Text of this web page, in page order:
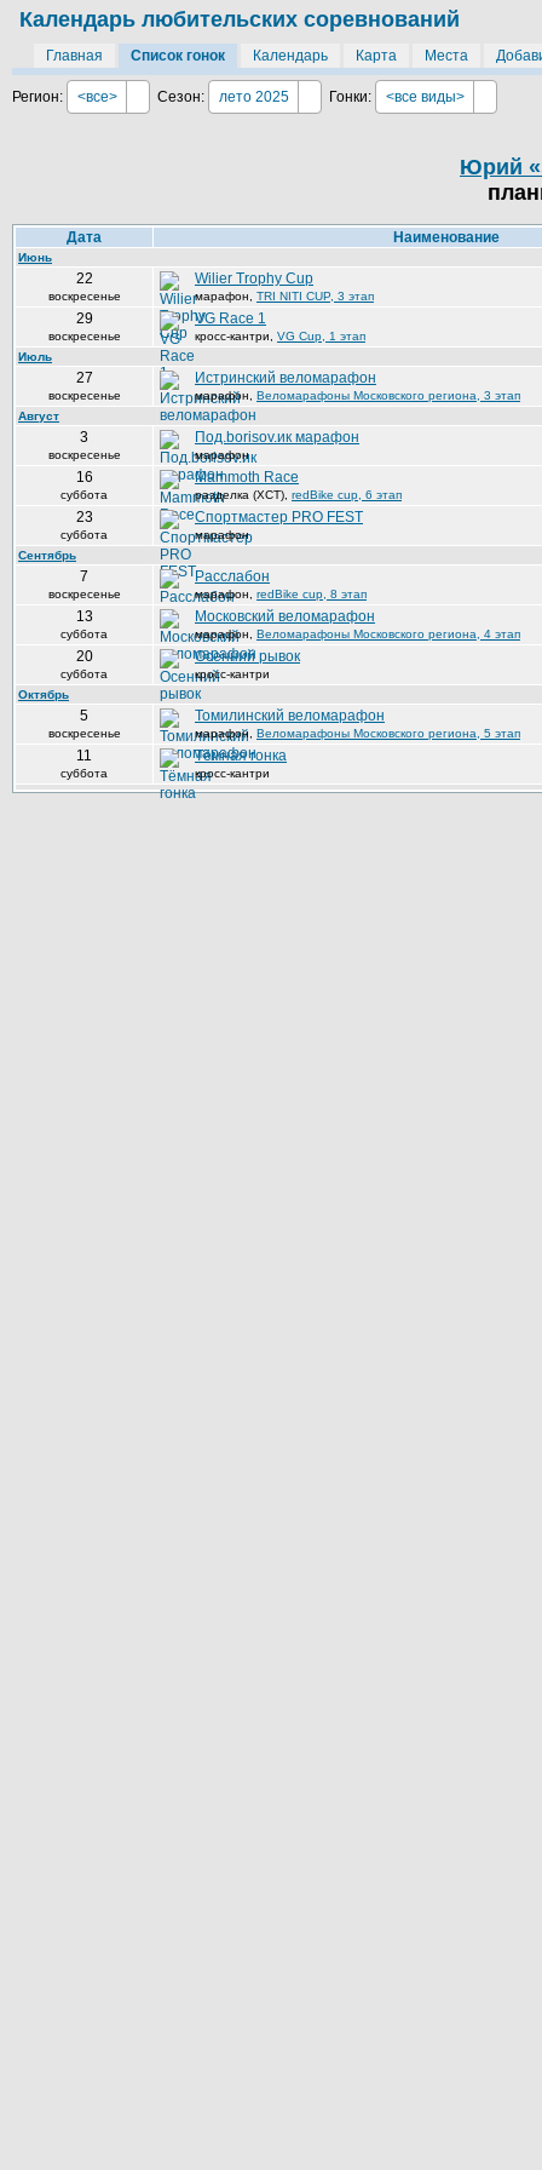
Календарь любительских соревнований
Главная Список гонок Календарь Карта Места
Регион: <все> Сезон: лето 2025 Гонки: <все виды>
Юрий
Дата Наименование
Июнь
22
воскресенье
Wilier Trophy Cup
марафон TRI NITI CUP, 3 этап
29
воскресенье
VG Race 1
кросс-кантри
VG Cup, 1 этап
Июль
27
воскресенье
Истринский веломарафон
марафон
Веломарафоны Московского региона, 3 этап
Август
3
воскресенье
Под.borisov.ик марафон
марафон
16
суббота
Mammoth Race
разделка (XCT) redBike cup, 6 этап
23
суббота
Спортмастер PRO FEST
марафон
Сентябрь
7
воскресенье
Расслабон
марафон redBike cup, 8 этап
13
суббота
Московский веломарафон
марафон Веломарафоны Московского региона, 4 этап
20
суббота
Осенний рывок
кросс-кантри
Октябрь
5
воскресенье
Томилинский веломарафон
марафон Веломарафоны Московского региона, 5 этап
11
суббота
Тёмная гонка
кросс-кантри